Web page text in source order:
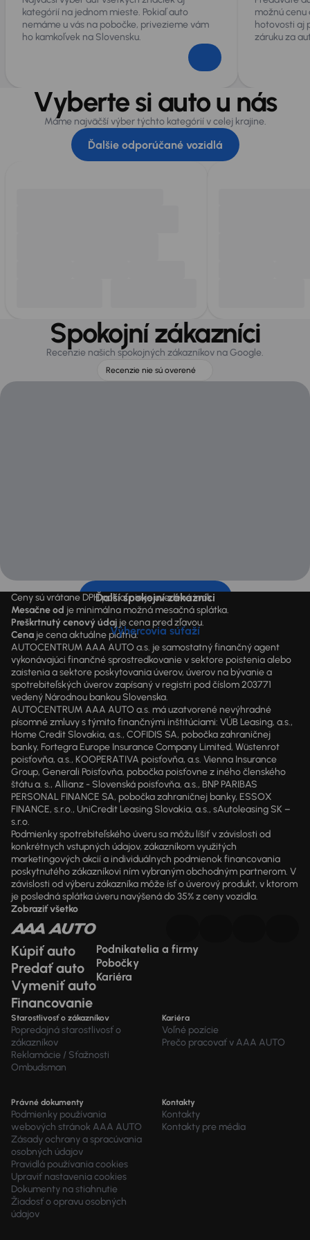
kategórií na jednom mieste. Pokiaľ auto
nemáme u vás na pobočke, privezieme vám
ho kamkoľvek na Slovensku.
možnú
hotovosti aj
záruku za
Vyberte si auto u nás
Máme najväčší výber týchto kategórií v celej krajine.
Ďalšie odporúčané vozidlá
Spokojní zákazníci
Recenzie našich spokojných zákazníkov na Google.
Recenzie nie sú overené
Ďalší spokojní zákazníci
Výhercovia súťaží
Ceny sú vrátane DPH pokiaľ nie je uvedené inak.
Mesačne od je minimálna možná mesačná splátka.
Preškrtnutý cenový údaj je cena pred zľavou.
Cena je cena aktuálne platná.
AUTOCENTRUM AAA AUTO a.s. je samostatný finančný agent
vykonávajúci finančné sprostredkovanie v sektore poistenia alebo
zaistenia a sektore poskytovania úverov, úverov na bývanie a
spotrebiteľských úverov zapísaný v registri pod číslom 203771
vedený Národnou bankou Slovenska.
AUTOCENTRUM AAA AUTO a.s. má uzatvorené nevýhradné
písomné zmluvy s týmito finančnými inštitúciami: VÚB Leasing, a.s.,
Home Credit Slovakia, a.s., COFIDIS SA, pobočka zahraničnej
banky, Fortegra Europe Insurance Company Limited, Wüstenrot
poisťovňa, a.s., KOOPERATIVA poisťovňa, a.s. Vienna Insurance
Group, Generali Poisťovňa, pobočka poisťovne z iného členského
štátu a. s., Allianz - Slovenská poisťovňa, a.s., BNP PARIBAS
PERSONAL FINANCE SA, pobočka zahraničnej banky, ESSOX
FINANCE, s.r.o., UniCredit Leasing Slovakia, a.s., sAutoleasing SK –
s.r.o.
Podmienky spotrebiteľského úveru sa môžu líšiť v závislosti od
konkrétnych vstupných údajov, zákazníkom využitých
marketingových akcií a individuálnych podmienok financovania
poskytnutého zákazníkovi ním vybraným obchodným partnerom. V
závislosti od výberu zákazníka môže ísť o úverový produkt, v ktorom
je posledná splátka úveru navýšená do 35% z ceny vozidla.
Zobraziť všetko
Kúpiť auto
Predať auto
Vymeniť auto
Financovanie
Podnikatelia a firmy
Pobočky
Kariéra
Starostlivosť o zákazníkov
Popredajná starostlivosť o
zákazníkov
Reklamácie / Sťažnosti
Ombudsman
Kariéra
Voľné pozície
Prečo pracovať v AAA AUTO
Právné dokumenty
Podmienky používania
webových stránok AAA AUTO
Zásady ochrany a spracúvania
osobných údajov
Pravidlá používania cookies
Upraviť nastavenia cookies
Dokumenty na stiahnutie
Žiadosť o opravu osobných
údajov
Kontakty
Kontakty
Kontakty pre média